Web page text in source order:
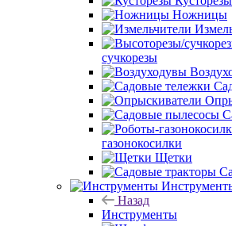
Ножницы
сучкорезы
газонокосилки
Щетки
Назад
Инструменты